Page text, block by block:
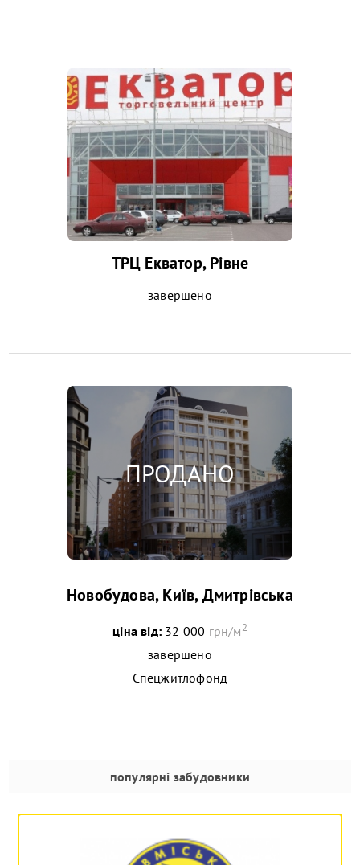
ТРЦ Екватор, Рівне
завершено
Новобудова, Київ, Дмитрівська
ціна від: 32 000 грн/м2
завершено
Спецжитлофонд
популярні забудовники